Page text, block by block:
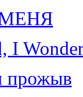
I
прожыв